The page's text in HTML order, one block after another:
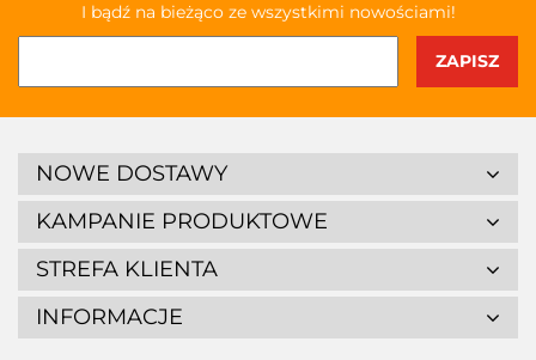
I bądź na bieżąco ze wszystkimi nowościami!
NOWE DOSTAWY
KAMPANIE PRODUKTOWE
STREFA KLIENTA
INFORMACJE